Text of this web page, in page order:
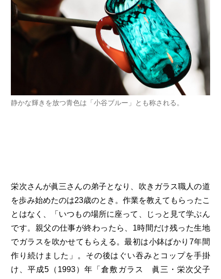
静かな輝きを放つ青色は「小谷ブルー」とも称される。
栄次さんが眞三さんの弟子となり、吹きガラス職人の道
を歩み始めたのは23歳のとき。作業を教えてもらったこ
とはなく、「いつもの場所に座って、じっと見て学ぶん
です。親父の仕事が終わったら、1時間だけ残った生地
でガラスを吹かせてもらえる。最初は小鉢ばかり7年間
作り続けました」。その後はぐい吞みとコップを手掛
け、平成5（1993）年「倉敷ガラス 眞三・栄次父子